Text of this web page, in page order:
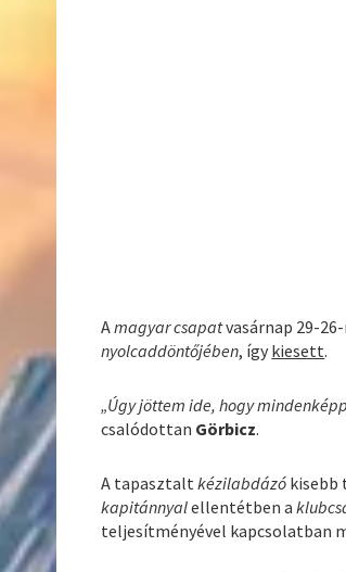
Amagyar csapatvasárnap 29-
nyolcaddöntőjében, így kiesett.
„Úgy jöttem ide, hogy
csalódottan Görbicz.
A tapasztaltkézilabdázó kisebb
kapitánnyalellentétben a
teljesítményével kapcsolatban